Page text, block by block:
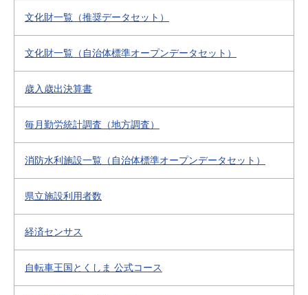
文化財一覧（推奨データセット）
文化財一覧（自治体標準オープンデータセット）
歳入歳出決算書
毎月勤労統計調査（地方調査）
消防水利施設一覧（自治体標準オープンデータセット）
県立施設利用者数
経済センサス
自転車王国とくしま 公式コース